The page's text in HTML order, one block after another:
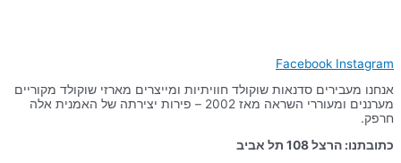
Facebook Instagram
אנחנו מעבירים סדנאות שוקולד חוויתיות ומייצרים מארזי שוקולד מקוריים
מערננים ומעוררי השראה מאז 2002 – פירות יצירתה של האמנית אלה
חרפק.
כתובתנו: הרצל 108 תל אביב